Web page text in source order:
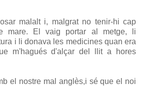
malalt i, malgrat no tenir-hi cap
mare. El vaig portar al metge, li
i li donava les medicines quan era
m'hagués d'alçar del llit a hores
el nostre mal anglès,i sé que el noi